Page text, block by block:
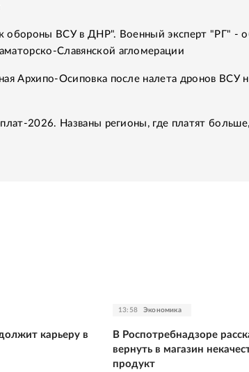
обороны ВСУ в ДНР". Военный эксперт "РГ" -
Славянской агломерации
Архипо-Осиповка после налета дронов ВСУ
2026. Названы регионы, где платят
карьеру в
13:58 Экономика
В Роспотребнадзоре
вернуть в магазин
продукт